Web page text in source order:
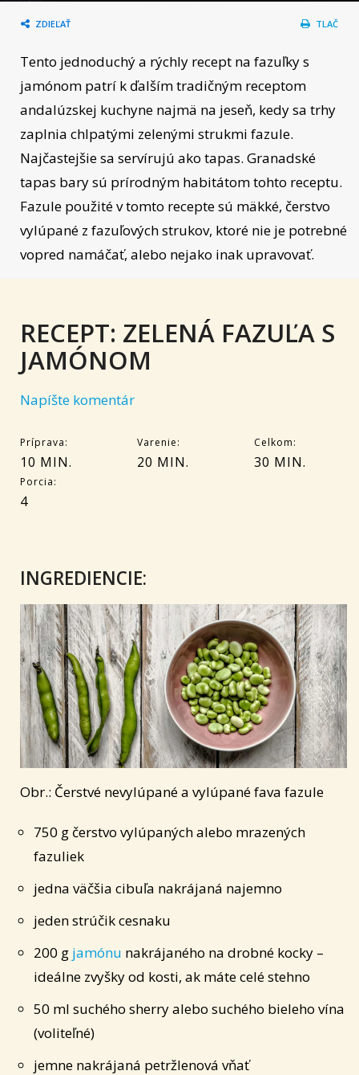
ZDIEĽAŤ TLAČ
Tento jednoduchý a rýchly recept na fazuľky s
jamónom patrí k ďalším tradičným receptom
andalúzskej kuchyne najmä na jeseň, kedy sa trhy
zaplnia chlpatými zelenými strukmi fazule.
Najčastejšie sa servírujú ako tapas. Granadské
tapas bary sú prírodným habitátom tohto receptu.
Fazule použité v tomto recepte sú mäkké, čerstvo
vylúpané z fazuľových strukov, ktoré nie je potrebné
vopred namáčať, alebo nejako inak upravovať.
RECEPT: ZELENÁ FAZUĽA S
JAMÓNOM
Napíšte komentár
Príprava:
10 MIN.
Varenie:
20 MIN.
Celkom:
30 MIN.
Porcia:
4
INGREDIENCIE:
Obr.: Čerstvé nevylúpané a vylúpané fava fazule
750 g čerstvo vylúpaných alebo mrazených
fazuliek
jedna väčšia cibuľa nakrájaná najemno
jeden strúčik cesnaku
200 g jamónu nakrájaného na drobné kocky –
ideálne zvyšky od kosti, ak máte celé stehno
50 ml suchého sherry alebo suchého bieleho vína
(voliteľné)
jemne nakrájaná petržlenová vňať